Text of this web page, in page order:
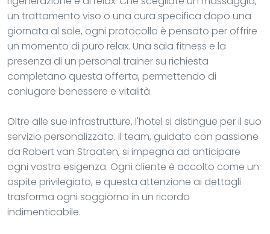
un trattamento viso o una cura specifica dopo una
giornata al sole, ogni protocollo è pensato per offrire
un momento di puro relax. Una sala fitness e la
presenza di un personal trainer su richiesta
completano questa offerta, permettendo di
coniugare benessere e vitalità.
Oltre alle sue infrastrutture, l'hotel si distingue per il suo
servizio personalizzato. Il team, guidato con passione
da Robert van Straaten, si impegna ad anticipare
ogni vostra esigenza. Ogni cliente è accolto come un
ospite privilegiato, e questa attenzione ai dettagli
trasforma ogni soggiorno in un ricordo
indimenticabile.